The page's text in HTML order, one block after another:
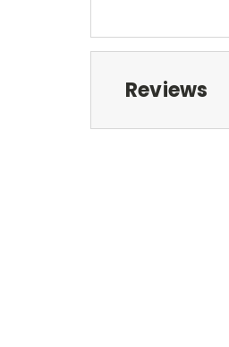
Reviews